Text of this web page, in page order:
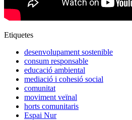
Etiquetes
desenvolupament sostenible
consum responsable
educació ambiental
mediació i cohesió social
comunitat
moviment veïnal
horts comunitaris
Espai Nur